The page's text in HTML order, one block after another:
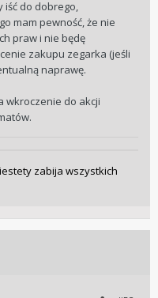
iść do dobrego,
mam pewność, że nie
praw i nie będę
zakupu zegarka (jeśli
naprawę.
wkroczenie do akcji
zabija wszystkich